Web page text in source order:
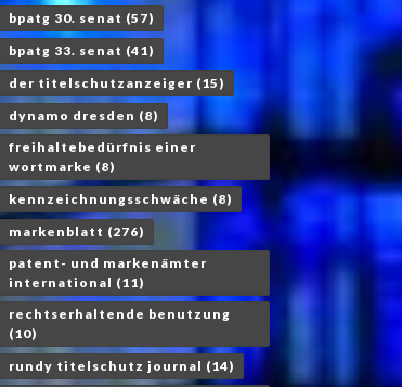
bpatg 30. senat (57)
bpatg 33. senat (41)
der titelschutzanzeiger (15)
dynamo dresden (8)
freihaltebedürfnis einer
wortmarke (8)
kennzeichnungsschwäche (8)
markenblatt (276)
patent- und markenämter
international (11)
rechtserhaltende benutzung
(10)
rundy titelschutz journal (14)